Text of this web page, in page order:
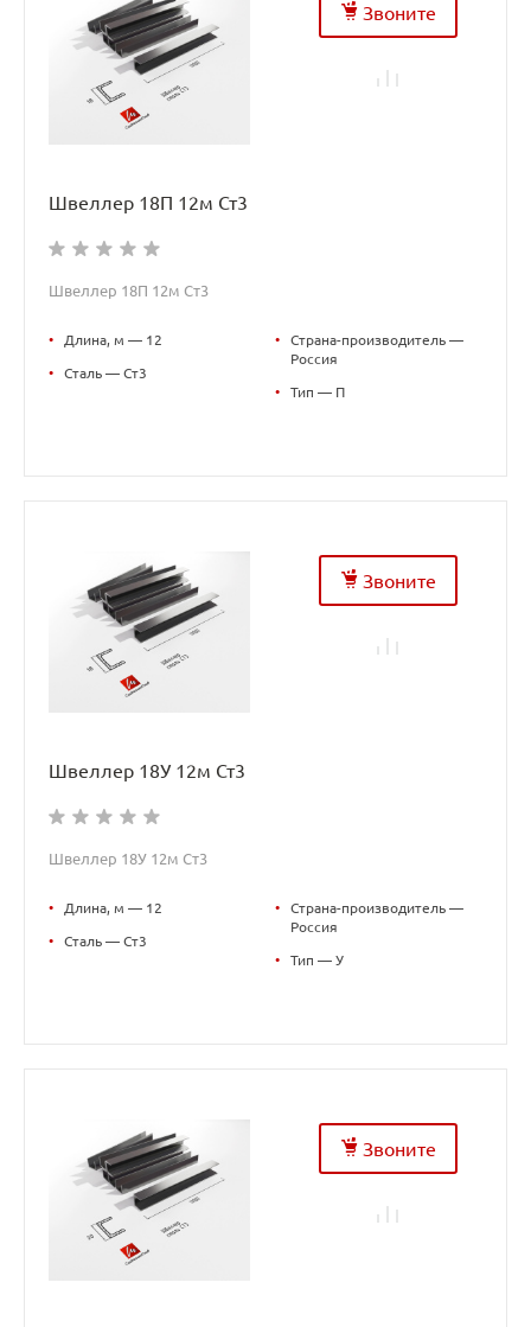
Звоните
Швеллер 18П 12м Ст3
Швеллер 18П 12м Ст3
• Длина, м — 12
• Сталь — Ст3
•
Страна-производитель —
Россия
• Тип — П
Звоните
Швеллер 18У 12м Ст3
Швеллер 18У 12м Ст3
• Длина, м — 12
• Сталь — Ст3
•
Страна-производитель —
Россия
• Тип — У
Звоните